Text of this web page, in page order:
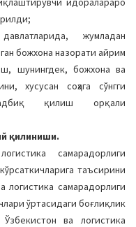
жумладан
божхона назорати айрим
шунингдек, божхона ва
хусусан соҳага сўнгги
қилиш орқали
қилиниши.
самарадорлиги
таъсирини
логистика самарадорлиги
ўртасидаги боғлиқлик
ва логистика